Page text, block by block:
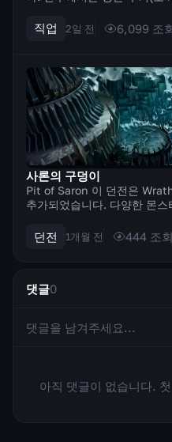
입니다. 일부 기술은 신성한
소비하여 최대의 피해를 입...
직업 2일 전 6,099 조
사론의 구덩이
Pit of Saron 이 던전은
추가되었습니다. 다양한 몬
세 명의 보스를 처치하는 것
전 메커...
던전 1개월 전 444 조회
댓글0
아직 댓글이 없습니다.